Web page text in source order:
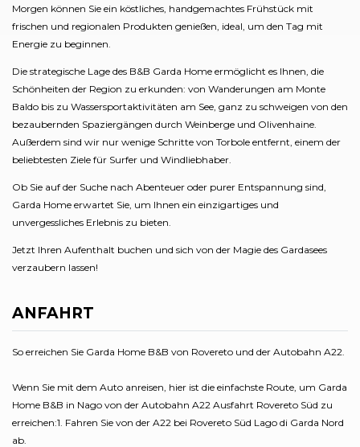
Morgen können Sie ein köstliches, handgemachtes Frühstück mit
frischen und regionalen Produkten genießen, ideal, um den Tag mit
Energie zu beginnen.
Die strategische Lage des B&B Garda Home ermöglicht es Ihnen, die
Schönheiten der Region zu erkunden: von Wanderungen am Monte
Baldo bis zu Wassersportaktivitäten am See, ganz zu schweigen von den
bezaubernden Spaziergängen durch Weinberge und Olivenhaine.
Außerdem sind wir nur wenige Schritte von Torbole entfernt, einem der
beliebtesten Ziele für Surfer und Windliebhaber.
Ob Sie auf der Suche nach Abenteuer oder purer Entspannung sind,
Garda Home erwartet Sie, um Ihnen ein einzigartiges und
unvergessliches Erlebnis zu bieten.
Jetzt Ihren Aufenthalt buchen und sich von der Magie des Gardasees
verzaubern lassen!
ANFAHRT
So erreichen Sie Garda Home B&B von Rovereto und der Autobahn A22.
Wenn Sie mit dem Auto anreisen, hier ist die einfachste Route, um Garda
Home B&B in Nago von der Autobahn A22 Ausfahrt Rovereto Süd zu
erreichen:1. Fahren Sie von der A22 bei Rovereto Süd Lago di Garda Nord
ab.